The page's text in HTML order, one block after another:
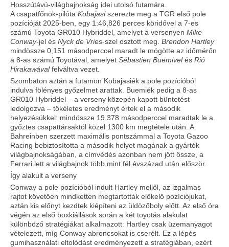
Hosszútávú-világbajnokság idei utolsó futamára.
A csapatfőnök-pilóta Kobajasiszerezte meg a TGR első pole
pozícióját 2025-ben, egy 1:46,826 perces köridővel a 7-es
számú Toyota GR010 Hybriddel, amelyet a versenyen Mike
Conway-jel és Nyck de Vries-szel osztott meg. Brendon Hartley
mindössze 0,151 másodperccel maradt le mögötte az időmérőn
a 8-as számú Toyotával, amelyet Sébastien Buemivelés Rió
Hirakawávalfelváltva vezet.
Szombaton aztán a futamon Kobajasiék a pole pozícióból
indulva fölényes győzelmet arattak. Buemiék pedig a 8-as
GR010 Hybriddel – a verseny közepén kapott büntetést
ledolgozva – tökéletes eredményt értek el a második
helyezésükkel: mindössze 19,378 másodperccel maradtak le a
győztes csapattársaktól közel 1300 km megtétele után. A
Bahreinben szerzett maximális pontszámmal a Toyota Gazoo
Racing bebiztosította a második helyet magának a gyártók
világbajnokságában, a címvédés azonban nem jött össze, a
Ferrari lett a világbajnok több mint fél évszázad után először.
Így alakult a verseny
Conway a pole pozícióból indult Hartley mellől, az izgalmas
rajtot követően mindketten megtartották előkelő pozíciójukat,
aztán kis előnyt kezdtek kiépíteni az üldözőboly előtt. Az első óra
végén az első boxkiállások során a két toyotás alakulat
különböző stratégiákat alkalmazott: Hartley csak üzemanyagot
vételezett, míg Conway abroncsokat is cserélt. Ez a lépés
gumihasználati eltolódást eredményezett a stratégiában, ezért